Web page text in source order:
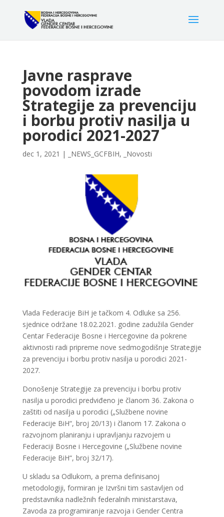
Javne rasprave
povodom izrade
Strategije za prevenciju
i borbu protiv nasilja u
porodici 2021-2027
dec 1, 2021 | _NEWS_GCFBIH, _Novosti
Vlada Federacije BiH je tačkom 4. Odluke sa 256.
sjednice održane 18.02.2021. godine zadužila Gender
Centar Federacije Bosne i Hercegovine da pokrene
aktivnosti radi pripreme nove sedmogodišnje Strategije
za prevenciju i borbu protiv nasilja u porodici 2021-
2027.
Donošenje Strategije za prevenciju i borbu protiv
nasilja u porodici predviđeno je članom 36. Zakona o
zaštiti od nasilja u porodici („Službene novine
Federacije BiH“, broj 20/13) i članom 17. Zakona o
razvojnom planiranju i upravljanju razvojem u
Federaciji Bosne i Hercegovine („Službene novine
Federacije BiH“, broj 32/17).
U skladu sa Odlukom, a prema definisanoj
metodologiji, formiran je Izvršni tim sastavljen od
predstavnika nadležnih federalnih ministarstava,
Zavoda za programiranje razvoja i Gender Centra